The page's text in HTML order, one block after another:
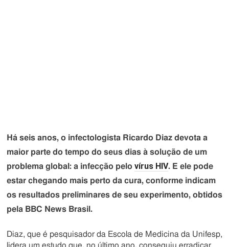
Há seis anos, o infectologista Ricardo Diaz devota a
maior parte do tempo do seus dias à solução de um
problema global: a infecção pelo vírus HIV. E ele pode
estar chegando mais perto da cura, conforme indicam
os resultados preliminares de seu experimento, obtidos
pela BBC News Brasil.
Diaz, que é pesquisador da Escola de Medicina da Unifesp,